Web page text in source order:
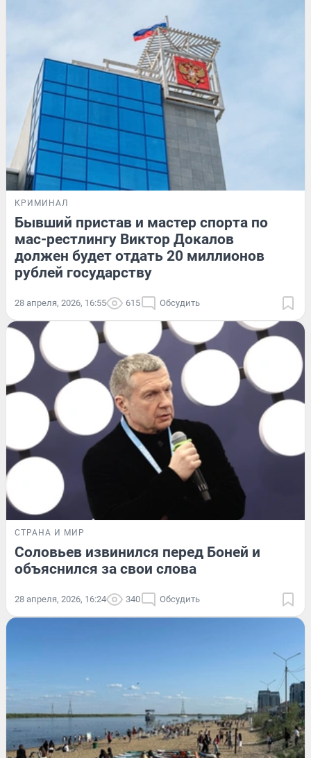
КРИМИНАЛ
Бывший пристав и мастер спорта по
мас-рестлингу Виктор Докалов
должен будет отдать 20 миллионов
рублей государству
28 апреля, 2026, 16:55 615 Обсудить
СТРАНА И МИР
Соловьев извинился перед Боней и
объяснился за свои слова
28 апреля, 2026, 16:24 340 Обсудить